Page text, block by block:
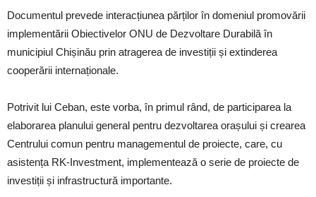
Documentul prevede interacțiunea părților în domeniul promovării
implementării Obiectivelor ONU de Dezvoltare Durabilă în
municipiul Chișinău prin atragerea de investiții și extinderea
cooperării internaționale.
Potrivit lui Ceban, este vorba, în primul rând, de participarea la
elaborarea planului general pentru dezvoltarea orașului și crearea
Centrului comun pentru managementul de proiecte, care, cu
asistența RK-Investment, implementează o serie de proiecte de
investiții și infrastructură importante.